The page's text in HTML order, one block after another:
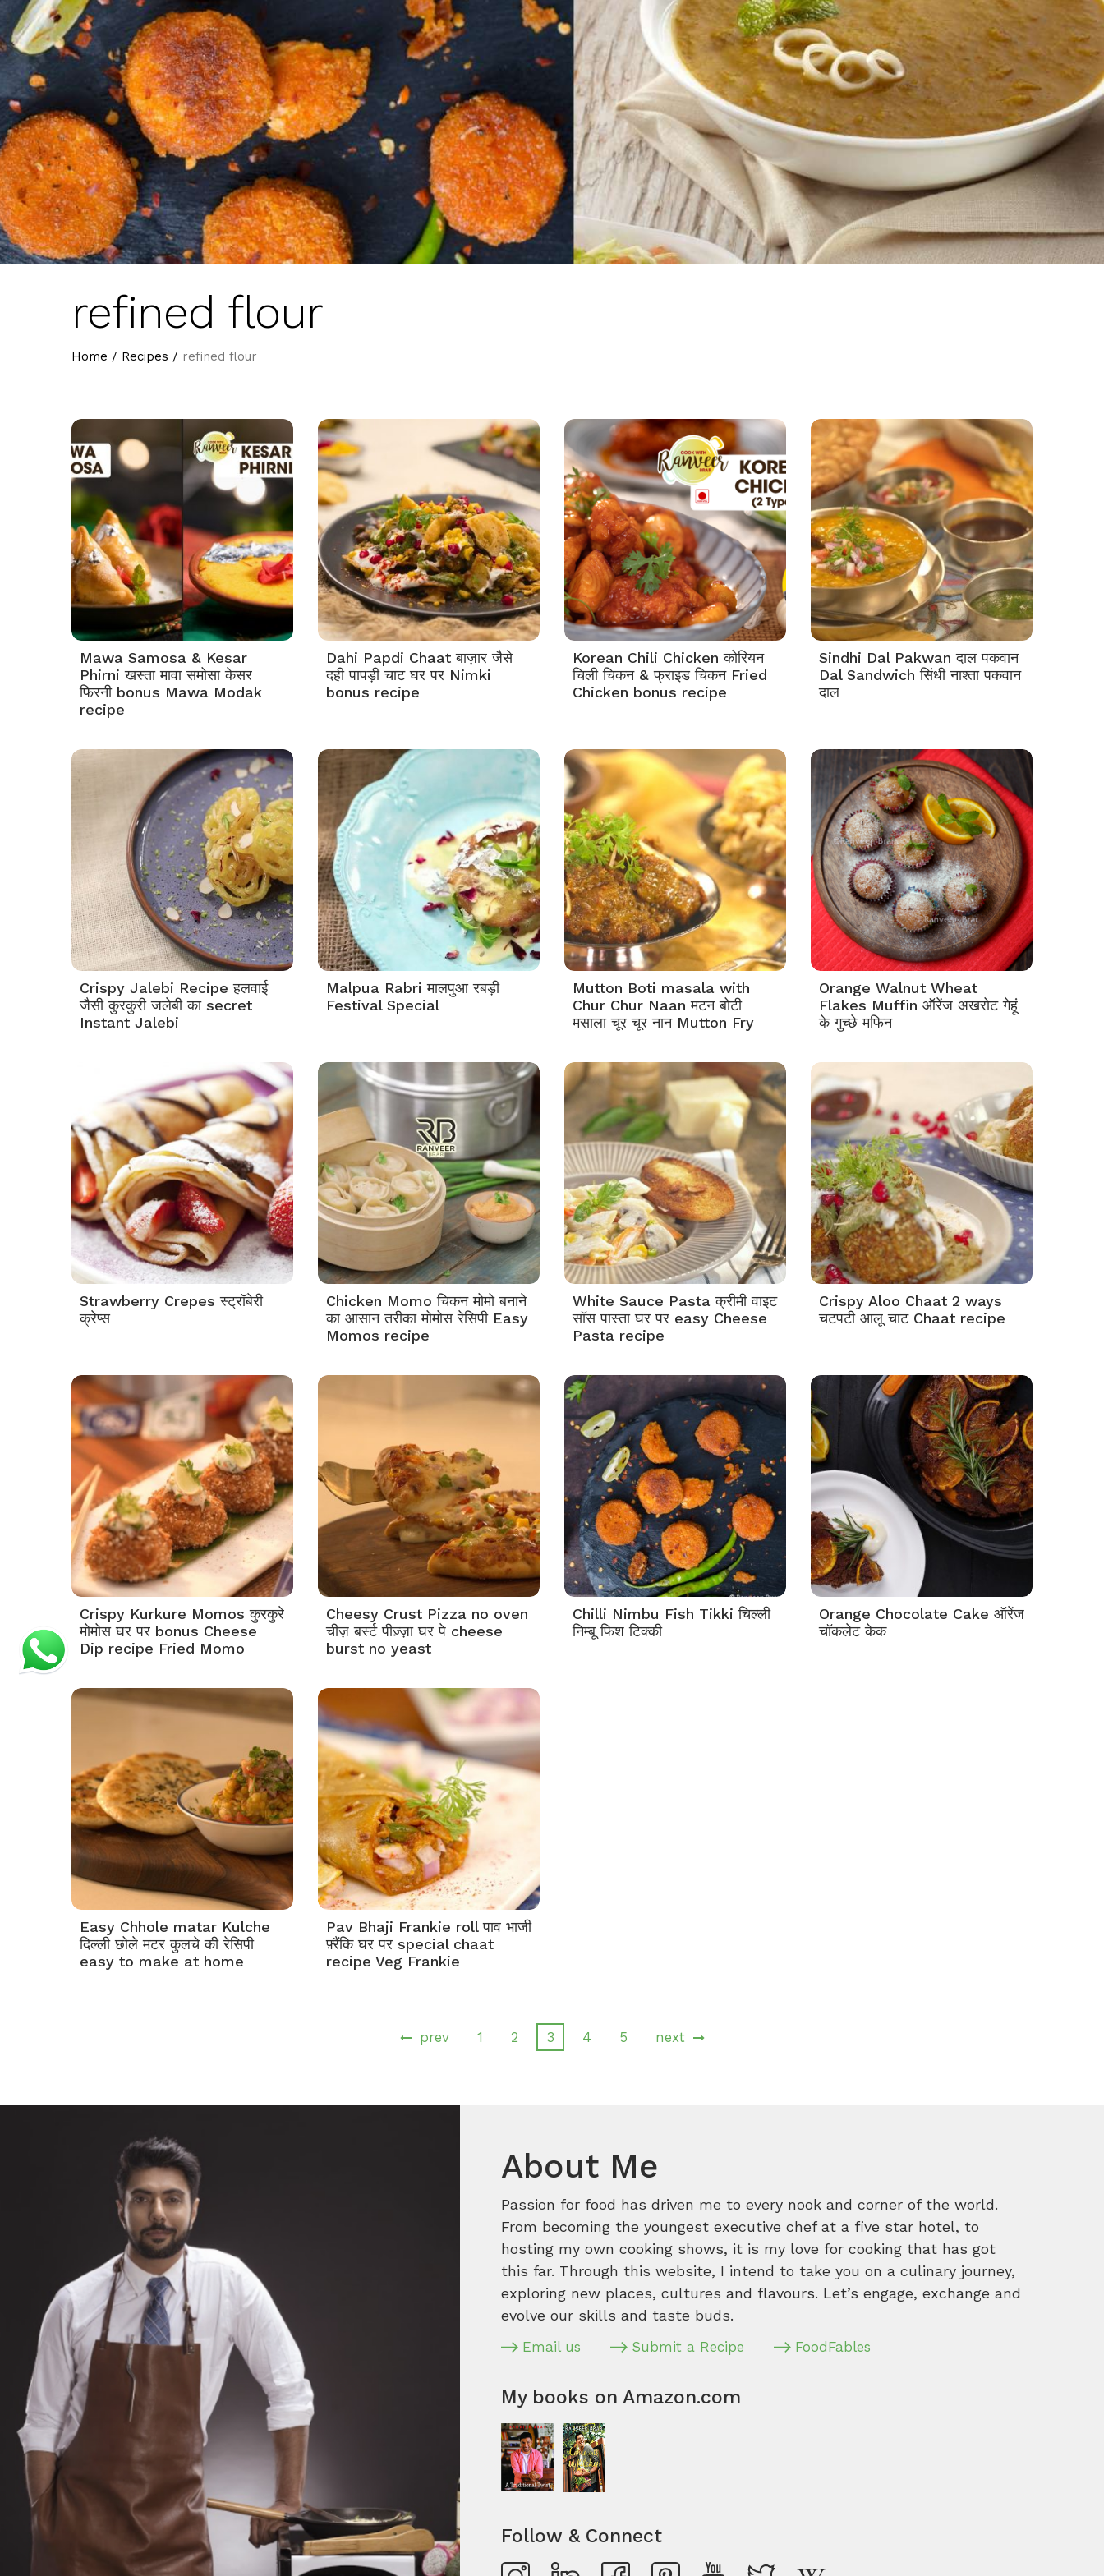
refined flour
Home / Recipes / refined flour
Mawa Samosa & Kesar
Phirni खस्ता मावा समोसा केसर
फिरनी bonus Mawa Modak
recipe
Dahi Papdi Chaat बाज़ार जैसे
दही पापड़ी चाट घर पर Nimki
bonus recipe
Korean Chili Chicken कोरियन
चिली चिकन & फ्राइड चिकन Fried
Chicken bonus recipe
Sindhi Dal Pakwan दाल पकवान
Dal Sandwich सिंधी नाश्ता पकवान
दाल
Crispy Jalebi Recipe हलवाई
जैसी कुरकुरी जलेबी का secret
Instant Jalebi
Malpua Rabri मालपुआ रबड़ी
Festival Special
Mutton Boti masala with
Chur Chur Naan मटन बोटी
मसाला चूर चूर नान Mutton Fry
Orange Walnut Wheat
Flakes Muffin ऑरेंज अखरोट गेहूं
के गुच्छे मफिन
Strawberry Crepes स्ट्रॉबेरी
क्रेप्स
Chicken Momo चिकन मोमो बनाने
का आसान तरीका मोमोस रेसिपी Easy
Momos recipe
White Sauce Pasta क्रीमी वाइट
सॉस पास्ता घर पर easy Cheese
Pasta recipe
Crispy Aloo Chaat 2 ways
चटपटी आलू चाट Chaat recipe
Crispy Kurkure Momos कुरकुरे
मोमोस घर पर bonus Cheese
Dip recipe Fried Momo
Cheesy Crust Pizza no oven
चीज़ बर्स्ट पीज़्ज़ा घर पे cheese
burst no yeast
Chilli Nimbu Fish Tikki चिल्ली
निम्बू फिश टिक्की
Orange Chocolate Cake ऑरेंज
चॉकलेट केक
Easy Chhole matar Kulche
दिल्ली छोले मटर कुलचे की रेसिपी
easy to make at home
Pav Bhaji Frankie roll पाव भाजी
फ़्रैंकि घर पर special chaat
recipe Veg Frankie
prev 1 2 3 4 5 next
About Me
Passion for food has driven me to every nook and corner of the world.
From becoming the youngest executive chef at a five star hotel, to
hosting my own cooking shows, it is my love for cooking that has got
this far. Through this website, I intend to take you on a culinary journey,
exploring new places, cultures and flavours. Let’s engage, exchange and
evolve our skills and taste buds.
Email us Submit a Recipe FoodFables
My books on Amazon.com
Follow & Connect